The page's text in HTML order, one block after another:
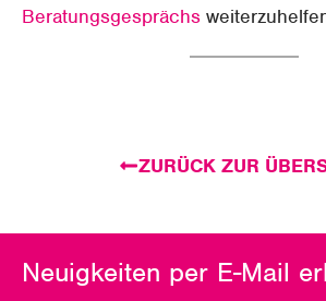
Beratungsgesprächs
ZURÜCK ZUR
Neuigkeiten per E-Mail